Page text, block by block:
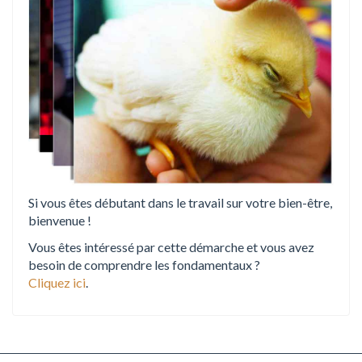
Si vous êtes débutant dans le travail sur votre bien-être,
bienvenue !
Vous êtes intéressé par cette démarche et vous avez
besoin de comprendre les fondamentaux ?
Cliquez ici